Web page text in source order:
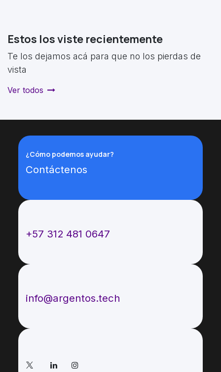
Estos los viste recientemente
Te los dejamos acá para que no los pierdas de
vista
Ver todos
¿Cómo podemos ayudar?
Contáctenos
+57 312 481 0647
info@argentos.tech